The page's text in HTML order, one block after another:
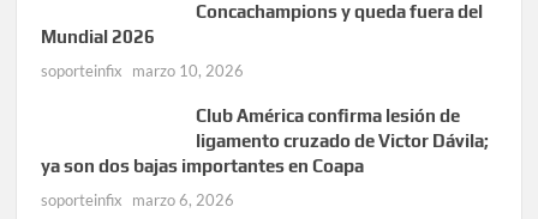
Concachampions y queda fuera del
Mundial 2026
soporteinfix marzo 10, 2026
Club América confirma lesión de
ligamento cruzado de Victor Dávila;
ya son dos bajas importantes en Coapa
soporteinfix marzo 6, 2026